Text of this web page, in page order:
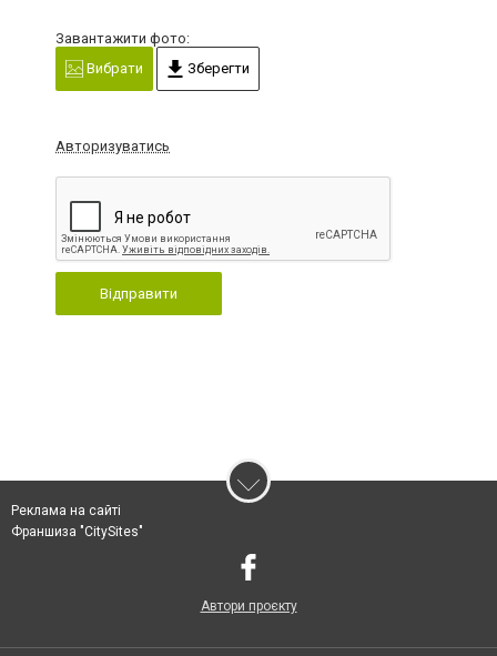
Завантажити фото:
Вибрати
Зберегти
Авторизуватись
Відправити
Реклама на сайті
Франшиза "CitySites"
Автори проєкту